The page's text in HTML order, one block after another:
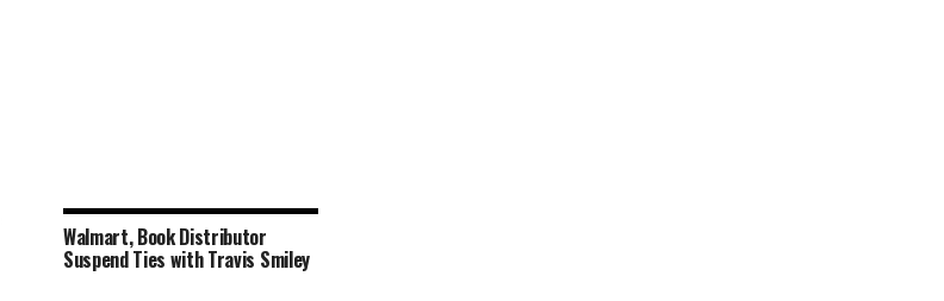
Walmart, Book Distributor
Suspend Ties with Travis Smiley